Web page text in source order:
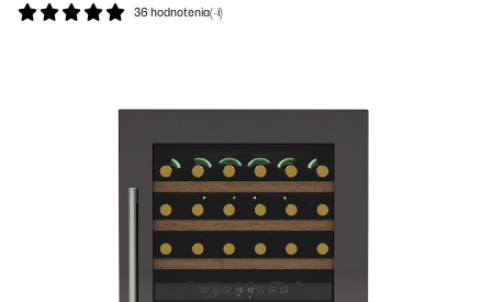
36 hodnotenia(-í)